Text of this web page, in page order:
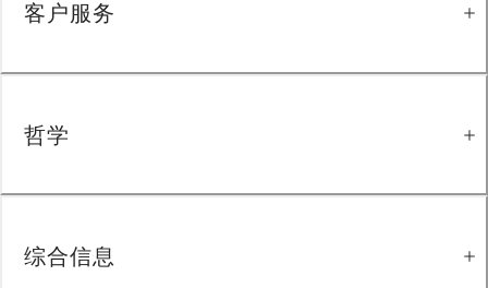
客户服务
哲学
综合信息